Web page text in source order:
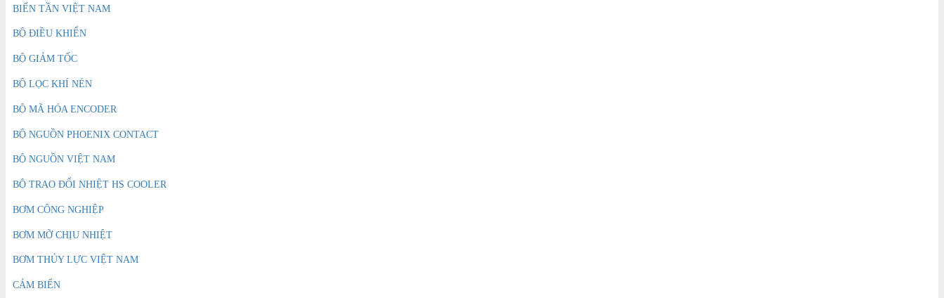
BIẾN TẦN VIỆT NAM
BỘ ĐIỀU KHIỂN
BỘ GIẢM TỐC
BỘ LỌC KHÍ NÉN
BỘ MÃ HÓA ENCODER
BỘ NGUỒN PHOENIX CONTACT
BỘ NGUỒN VIỆT NAM
BỘ TRAO ĐỔI NHIỆT HS COOLER
BƠM CÔNG NGHIỆP
BƠM MỠ CHỊU NHIỆT
BƠM THỦY LỰC VIỆT NAM
CẢM BIẾN